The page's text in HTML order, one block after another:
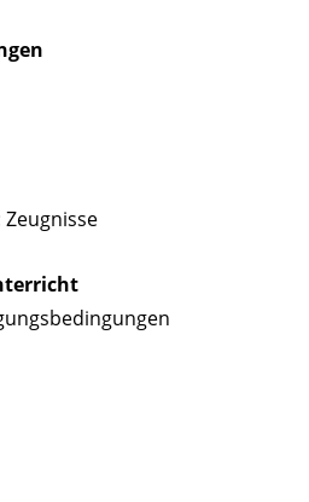
nisse